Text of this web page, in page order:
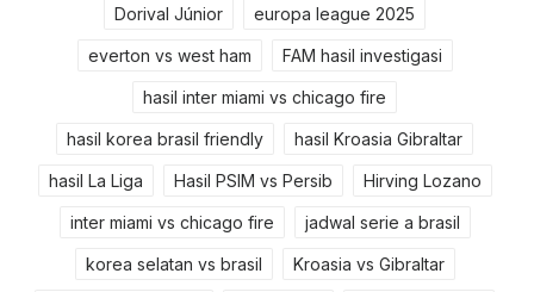
Dorival Júnior europa league 2025
everton vs west ham FAM hasil investigasi
hasil inter miami vs chicago fire
hasil korea brasil friendly hasil Kroasia Gibraltar
hasil La Liga Hasil PSIM vs Persib Hirving Lozano
inter miami vs chicago fire jadwal serie a brasil
korea selatan vs brasil Kroasia vs Gibraltar